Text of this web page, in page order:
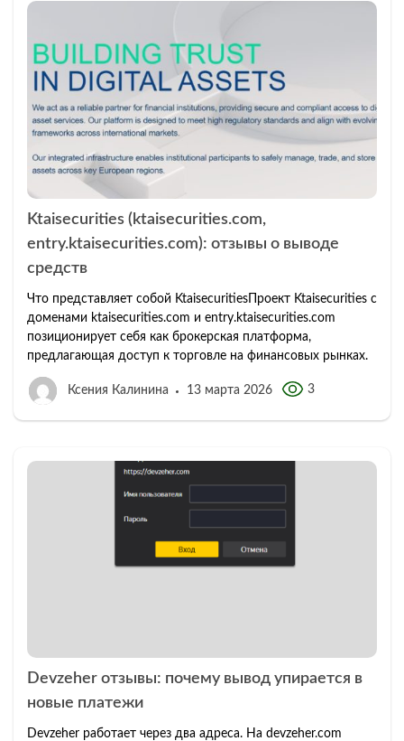
Ktaisecurities (ktaisecurities.com,
entry.ktaisecurities.com): отзывы о выводе
средств
Что представляет собой KtaisecuritiesПроект Ktaisecurities с
доменами ktaisecurities.com и entry.ktaisecurities.com
позиционирует себя как брокерская платформа,
предлагающая доступ к торговле на финансовых рынках.
Ксения Калинина 13 марта 2026 3
Devzeher отзывы: почему вывод упирается в
новые платежи
Devzeher работает через два адреса. На devzeher.com